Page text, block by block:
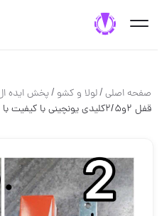
صفحه اصلی / لولا و كشو / پخش ایده ال
قفل ٢و٢/٥كليدي يونچيني با كيفيت با